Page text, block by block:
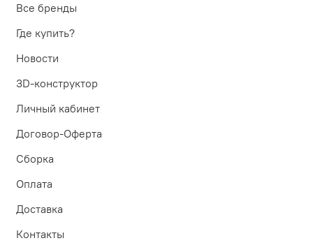
Все бренды
Где купить?
Новости
3D-конструктор
Личный кабинет
Договор-Оферта
Сборка
Оплата
Доставка
Контакты